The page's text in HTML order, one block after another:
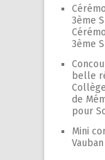
3ème
3ème
belle
de
pour
Mini
Vauban